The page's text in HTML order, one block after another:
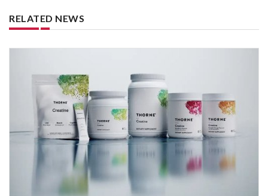
RELATED NEWS